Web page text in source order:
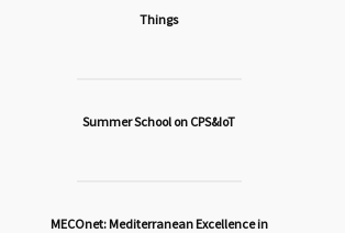
Things
Summer School on CPS&IoT
MECOnet: Mediterranean Excellence in